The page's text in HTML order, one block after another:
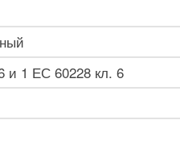
и 1 ЕС 60228 кл. 6